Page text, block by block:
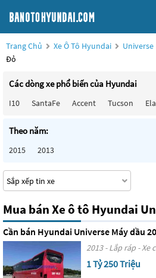
Trang Chủ Xe Ô Tô Hyundai Universe
Đỏ
Các dòng xe phổ biến của Hyundai
I10 SantaFe Accent Tucson
Theo năm:
2015 2013
Mua bán Xe ô tô Hyundai
Cần bán Hyundai Universe Máy dầu
2013 - Lắp ráp - Xe
1 Tỷ 250 Triệu